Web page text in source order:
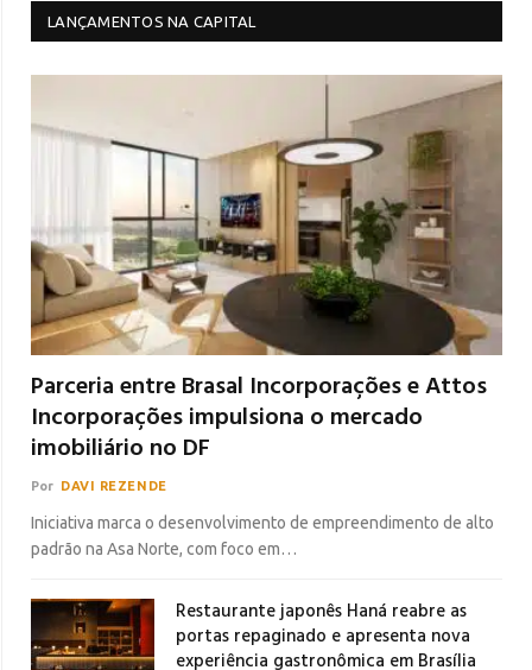
LANÇAMENTOS NA CAPITAL
Parceria entre Brasal Incorporações e Attos
Incorporações impulsiona o mercado
imobiliário no DF
Por DAVI REZENDE
Iniciativa marca o desenvolvimento de empreendimento de alto
padrão na Asa Norte, com foco em…
Restaurante japonês Haná reabre as
portas repaginado e apresenta nova
experiência gastronômica em Brasília